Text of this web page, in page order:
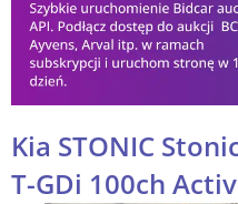
Kia STONIC
T-GDi 100ch